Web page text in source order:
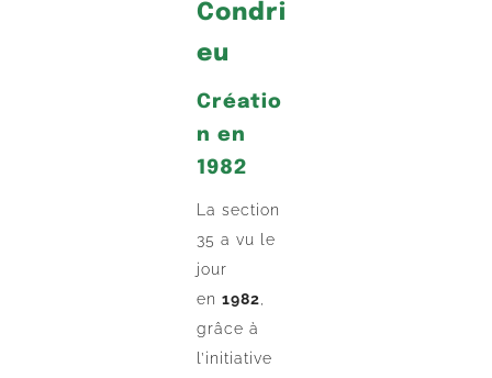
Condri
eu
Créatio
n en
1982
La section
35 a vu le
jour
en 1982
grâce à
l’initiative